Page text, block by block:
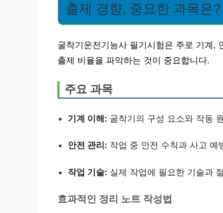
출제 경향, 중요한 과목은?
굴착기운전기능사 필기시험은 주로 기계,
출제 비율을 파악하는 것이 중요합니다.
주요 과목
기계 이해: 굴착기의 구성 요소와 작동
안전 관리: 작업 중 안전 수칙과 사고 예
작업 기술: 실제 작업에 필요한 기술과
효과적인 정리 노트 작성법